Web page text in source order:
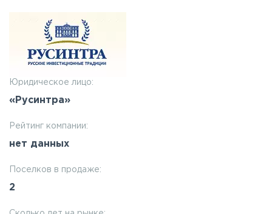
Юридическое лицо:
«Русинтра»
Рейтинг компании:
нет данных
Поселков в продаже:
2